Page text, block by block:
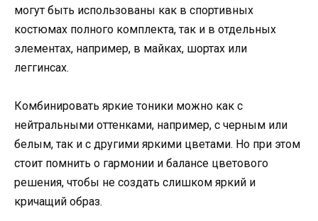
могут быть использованы как в спортивных
костюмах полного комплекта, так и в отдельных
элементах, например, в майках, шортах или
леггинсах.
Комбинировать яркие тоники можно как с
нейтральными оттенками, например, с черным или
белым, так и с другими яркими цветами. Но при этом
стоит помнить о гармонии и балансе цветового
решения, чтобы не создать слишком яркий и
кричащий образ.